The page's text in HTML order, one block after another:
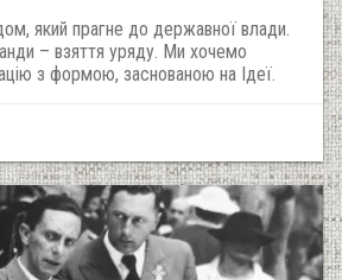
який прагне до державної влади.
– взяття уряду. Ми хочемо
з формою, заснованою на Ідеї.